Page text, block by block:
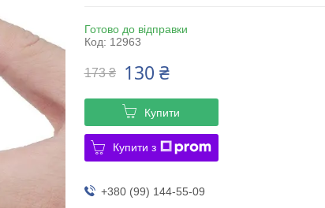
Готово до відправки
Код: 12963
173 ₴ 130 ₴
Купити
Купити з
+380 (99) 144-55-09